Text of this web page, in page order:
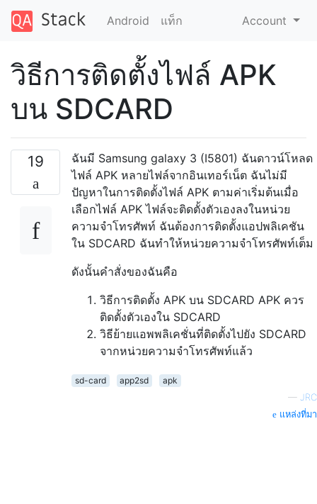
Android แท็ก Account
วิธีการติดตั้งไฟล์ APK
บน SDCARD
19
ฉันมี Samsung galaxy 3 (I5801) ฉันดาวน์โหลด
ไฟล์ APK หลายไฟล์จากอินเทอร์เน็ต ฉันไม่มี
ปัญหาในการติดตั้งไฟล์ APK ตามค่าเริ่มต้นเมื่อ
เลือกไฟล์ APK ไฟล์จะติดตั้งตัวเองลงในหน่วย
ความจำโทรศัพท์ ฉันต้องการติดตั้งแอปพลิเคชัน
ใน SDCARD ฉันทำให้หน่วยความจำโทรศัพท์เต็ม
ดังนั้นคำสั่งของฉันคือ
วิธีการติดตั้ง APK บน SDCARD APK ควร
ติดตั้งตัวเองใน SDCARD
วิธีย้ายแอพพลิเคชั่นที่ติดตั้งไปยัง SDCARD
จากหน่วยความจำโทรศัพท์แล้ว
sd-card app2sd
apk
— JRC
แหล่งที่มา